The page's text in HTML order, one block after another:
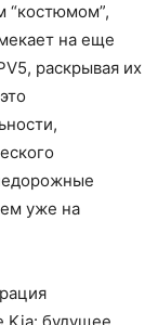
“костюмом”,
на еще
раскрывая их
уже на